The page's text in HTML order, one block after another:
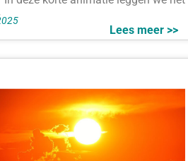
Lees meer >>